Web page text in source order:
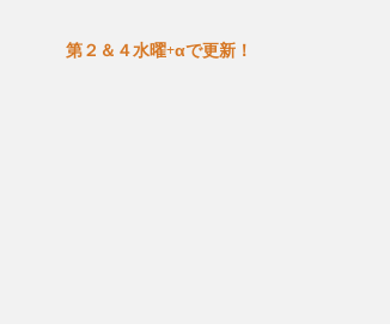
​第２＆４水曜+αで更新！